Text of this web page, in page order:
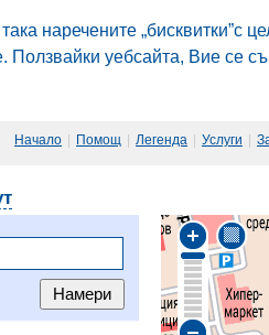
наречените
уебсайта, Вие се
Начало Помощ Легенда Услуги